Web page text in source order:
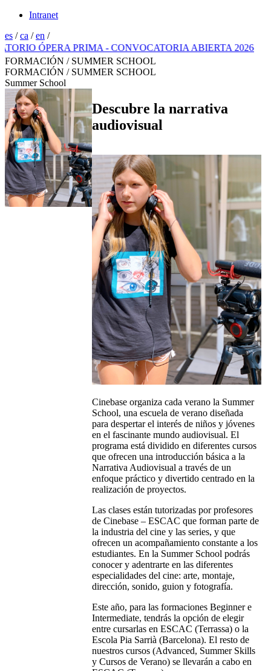
Intranet
es /ca /en /
ÓPERA PRIMA - CONVOCATORIA ABIERTA 2026
FORMACIÓN / SUMMER SCHOOL
FORMACIÓN / SUMMER SCHOOL
Summer School
Descubre la narrativa
audiovisual
Cinebase organiza cada verano la Summer
School, una escuela de verano diseñada
para despertar el interés de niños y jóvenes
en el fascinante mundo audiovisual. El
programa está dividido en diferentes cursos
que ofrecen una introducción básica a la
Narrativa Audiovisual a través de un
enfoque práctico y divertido centrado en la
realización de proyectos.
Las clases están tutorizadas por profesores
de Cinebase – ESCAC que forman parte de
la industria del cine y las series, y que
ofrecen un acompañamiento constante a los
estudiantes. En la Summer School podrás
conocer y adentrarte en las diferentes
especialidades del cine: arte, montaje,
dirección, sonido, guion y fotografía.
Este año, para las formaciones Beginner e
Intermediate, tendrás la opción de elegir
entre cursarlas en ESCAC (Terrassa) o la
Escola Pia Sarrià (Barcelona). El resto de
nuestros cursos (Advanced, Summer Skills
y Cursos de Verano) se llevarán a cabo en